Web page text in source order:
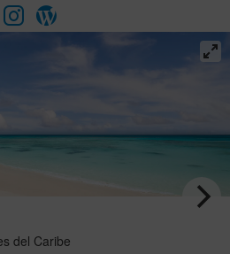
Inspírate
VER EL
miel en
ideal para